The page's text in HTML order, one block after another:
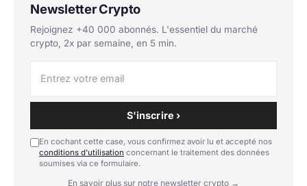
Newsletter Crypto
Rejoignez +40 000 abonnés. L'essentiel du marché
crypto, 2x par semaine, en 5 min.
S'inscrire ›
En cochant cette case, vous confirmez avoir lu et accepté nos
conditions d'utilisation concernant le traitement des données
soumises via ce formulaire.
En savoir plus sur notre newsletter crypto →